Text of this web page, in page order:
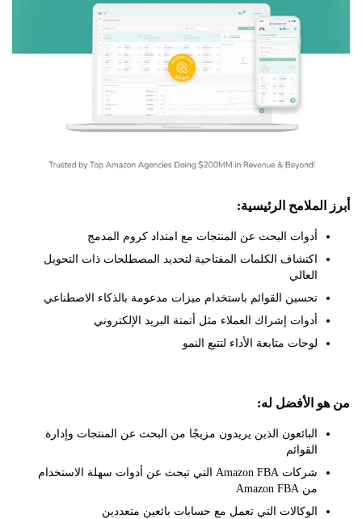
الرئيسية:
أدوات البحث عن المنتجات مع امتداد كروم المدمج
اكتشاف الكلمات المفتاحية لتحديد المصطلحات ذات التحويل
تحسين القوائم باستخدام ميزات مدعومة بالذكاء الاصطناعي
أدوات إشراك العملاء مثل أتمتة البريد الإلكتروني
لوحات متابعة الأداء لتتبع النمو
الأفضل له:
البائعون الذين يريدون مزيجًا من البحث عن المنتجات وإدارة
شركات Amazon FBA التي تبحث عن أدوات سهلة الاستخدام
الوكالات التي تعمل مع حسابات بائعين متعددين